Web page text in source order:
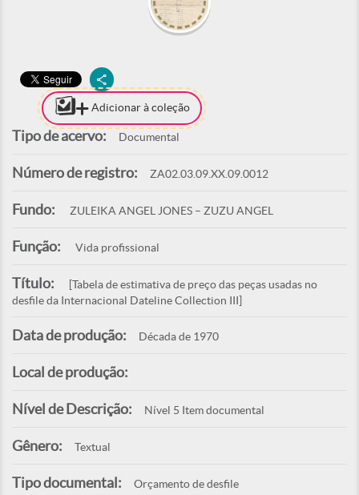
Adicionar à coleção
Tipo de acervo: Documental
Número de registro: ZA02.03.09.XX.09.0012
Fundo: ZULEIKA ANGEL JONES – ZUZU ANGEL
Função: Vida profissional
Título:
[Tabela de estimativa de preço das peças usadas no
desfile da Internacional Dateline Collection III]
Data de produção: Década de 1970
Local de produção:
Nível de Descrição: Nível 5 Item documental
Gênero: Textual
Tipo documental: Orçamento de desfile